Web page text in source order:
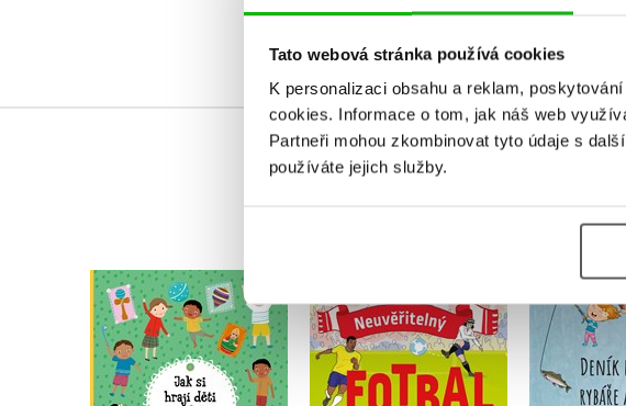
Tato webová stránka používá cookies
K personalizaci obsahu a reklam,
cookies. Informace o tom, jak náš web
Partneři mohou zkombinovat tyto údaje s
používáte jejich služby.
Jak si hrají děti z
celého světa
Štěpánka Sekaninová
Nejlepší fotbalové
příběhy
Matt Oldfield
Deník
a